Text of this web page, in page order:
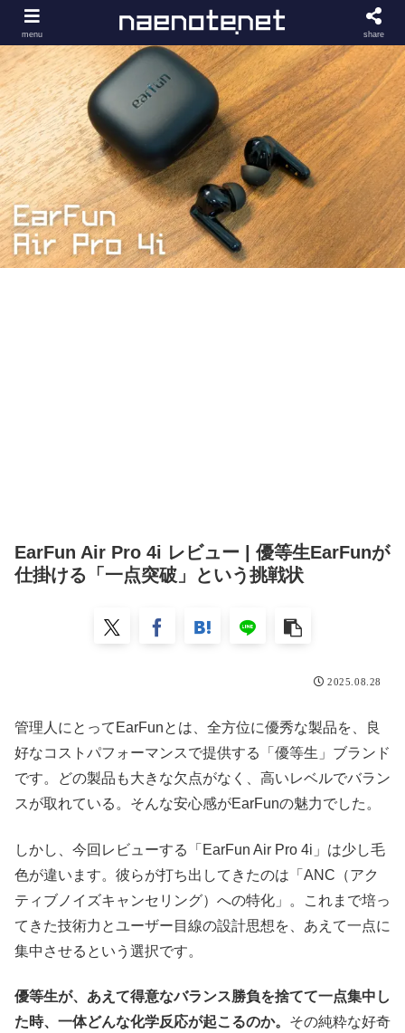
EarFun Air Pro 4i レビュー | 優等生EarFunが
仕掛ける「一点突破」という挑戦状
2025.08.28
管理人にとってEarFunとは、全方位に優秀な製品を、良
好なコストパフォーマンスで提供する「優等生」ブランド
です。どの製品も大きな欠点がなく、高いレベルでバラン
スが取れている。そんな安心感がEarFunの魅力でした。
しかし、今回レビューする「EarFun Air Pro 4i」は少し毛
色が違います。彼らが打ち出してきたのは「ANC（アク
ティブノイズキャンセリング）への特化」。これまで培っ
てきた技術力とユーザー目線の設計思想を、あえて一点に
集中させるという選択です。
優等生が、あえて得意なバランス勝負を捨てて一点集中し
た時、一体どんな化学反応が起こるのか。 その純粋な好奇
menu share